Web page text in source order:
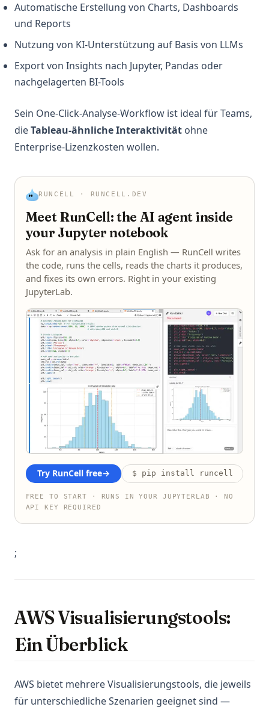
Automatische Erstellung von Charts, Dashboards
und Reports
Nutzung von KI-Unterstützung auf Basis von LLMs
Export von Insights nach Jupyter, Pandas oder
nachgelagerten BI-Tools
Sein One-Click-Analyse-Workflow ist ideal für Teams,
dieTableau-ähnliche Interaktivität ohne
Enterprise-Lizenzkosten wollen.
RUNCELL · RUNCELL.DEV
Meet RunCell: the AI agent inside
your Jupyter notebook
Ask for an analysis in plain English — RunCell writes
the code, runs the cells, reads the charts it produces,
and fixes its own errors. Right in your existing
JupyterLab.
Try RunCell free→ $ pip install runcell
FREE TO START · RUNS IN YOUR JUPYTERLAB · NO
API KEY REQUIRED
;
AWS Visualisierungstools:
Ein Überblick
AWS bietet mehrere Visualisierungstools, die jeweils
für unterschiedliche Szenarien geeignet sind —